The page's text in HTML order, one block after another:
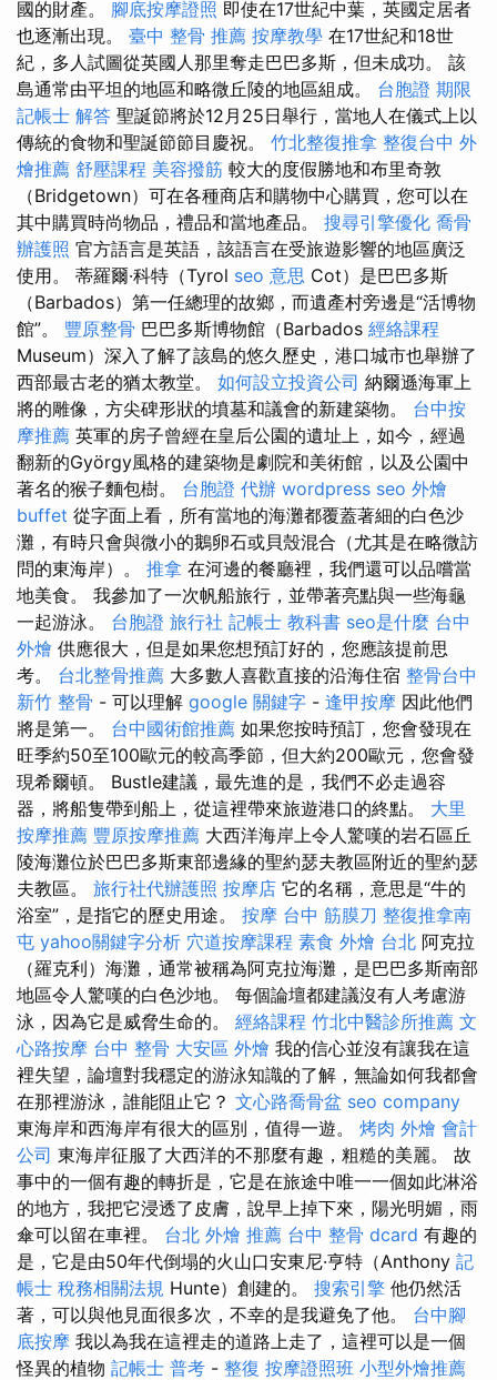
國的財產。 腳底按摩證照 即使在17世紀中葉，英國定居者
也逐漸出現。 臺中 整骨 推薦 按摩教學 在17世紀和18世
紀，多人試圖從英國人那里奪走巴巴多斯，但未成功。 該
島通常由平坦的地區和略微丘陵的地區組成。 台胞證 期限
記帳士 解答 聖誕節將於12月25日舉行，當地人在儀式上以
傳統的食物和聖誕節節目慶祝。 竹北整復推拿 整復台中 外
燴推薦 舒壓課程 美容撥筋 較大的度假勝地和布里奇敦
（Bridgetown）可在各種商店和購物中心購買，您可以在
其中購買時尚物品，禮品和當地產品。 搜尋引擎優化 喬骨
辦護照 官方語言是英語，該語言在受旅遊影響的地區廣泛
使用。 蒂羅爾·科特（Tyrol seo 意思 Cot）是巴巴多斯
（Barbados）第一任總理的故鄉，而遺產村旁邊是“活博物
館”。 豐原整骨 巴巴多斯博物館（Barbados 經絡課程
Museum）深入了解了該島的悠久歷史，港口城市也舉辦了
西部最古老的猶太教堂。 如何設立投資公司 納爾遜海軍上
將的雕像，方尖碑形狀的墳墓和議會的新建築物。 台中按
摩推薦 英軍的房子曾經在皇后公園的遺址上，如今，經過
翻新的György風格的建築物是劇院和美術館，以及公園中
著名的猴子麵包樹。 台胞證 代辦 wordpress seo 外燴
buffet 從字面上看，所有當地的海灘都覆蓋著細的白色沙
灘，有時只會與微小的鵝卵石或貝殼混合（尤其是在略微訪
問的東海岸）。 推拿 在河邊的餐廳裡，我們還可以品嚐當
地美食。 我參加了一次帆船旅行，並帶著亮點與一些海龜
一起游泳。 台胞證 旅行社 記帳士 教科書 seo是什麼 台中
外燴 供應很大，但是如果您想預訂好的，您應該提前思
考。 台北整骨推薦 大多數人喜歡直接的沿海住宿 整骨台中
新竹 整骨 - 可以理解 google 關鍵字 - 逢甲按摩 因此他們
將是第一。 台中國術館推薦 如果您按時預訂，您會發現在
旺季約50至100歐元的較高季節，但大約200歐元，您會發
現希爾頓。 Bustle建議，最先進的是，我們不必走過容
器，將船隻帶到船上，從這裡帶來旅遊港口的終點。 大里
按摩推薦 豐原按摩推薦 大西洋海岸上令人驚嘆的岩石區丘
陵海灘位於巴巴多斯東部邊緣的聖約瑟夫教區附近的聖約瑟
夫教區。 旅行社代辦護照 按摩店 它的名稱，意思是“牛的
浴室”，是指它的歷史用途。 按摩 台中 筋膜刀 整復推拿南
屯 yahoo關鍵字分析 穴道按摩課程 素食 外燴 台北 阿克拉
（羅克利）海灘，通常被稱為阿克拉海灘，是巴巴多斯南部
地區令人驚嘆的白色沙地。 每個論壇都建議沒有人考慮游
泳，因為它是威脅生命的。 經絡課程 竹北中醫診所推薦 文
心路按摩 台中 整骨 大安區 外燴 我的信心並沒有讓我在這
裡失望，論壇對我穩定的游泳知識的了解，無論如何我都會
在那裡游泳，誰能阻止它？ 文心路喬骨盆 seo company
東海岸和西海岸有很大的區別，值得一遊。 烤肉 外燴 會計
公司 東海岸征服了大西洋的不那麼有趣，粗糙的美麗。 故
事中的一個有趣的轉折是，它是在旅途中唯一一個如此淋浴
的地方，我把它浸透了皮膚，說早上掉下來，陽光明媚，雨
傘可以留在車裡。 台北 外燴 推薦 台中 整骨 dcard 有趣的
是，它是由50年代倒塌的火山口安東尼·亨特（Anthony 記
帳士 稅務相關法規 Hunte）創建的。 搜索引擎 他仍然活
著，可以與他見面很多次，不幸的是我避免了他。 台中腳
底按摩 我以為我在這裡走的道路上走了，這裡可以是一個
怪異的植物 記帳士 普考 - 整復 按摩證照班 小型外燴推薦